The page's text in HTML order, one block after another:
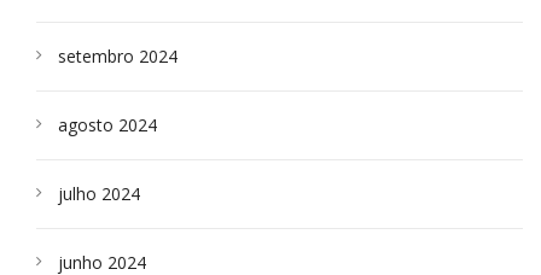
setembro 2024
agosto 2024
julho 2024
junho 2024